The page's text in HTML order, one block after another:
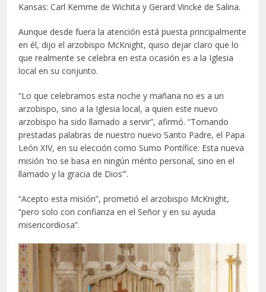
Kansas: Carl Kemme de Wichita y Gerard Vincke de Salina.
Aunque desde fuera la atención está puesta principalmente
en él, dijo el arzobispo McKnight, quiso dejar claro que lo
que realmente se celebra en esta ocasión es a la Iglesia
local en su conjunto.
“Lo que celebramos esta noche y mañana no es a un
arzobispo, sino a la Iglesia local, a quien este nuevo
arzobispo ha sido llamado a servir”, afirmó. “Tomando
prestadas palabras de nuestro nuevo Santo Padre, el Papa
León XIV, en su elección como Sumo Pontífice: Esta nueva
misión ‘no se basa en ningún mérito personal, sino en el
llamado y la gracia de Dios’”.
“Acepto esta misión”, prometió el arzobispo McKnight,
“pero solo con confianza en el Señor y en su ayuda
misericordiosa”.